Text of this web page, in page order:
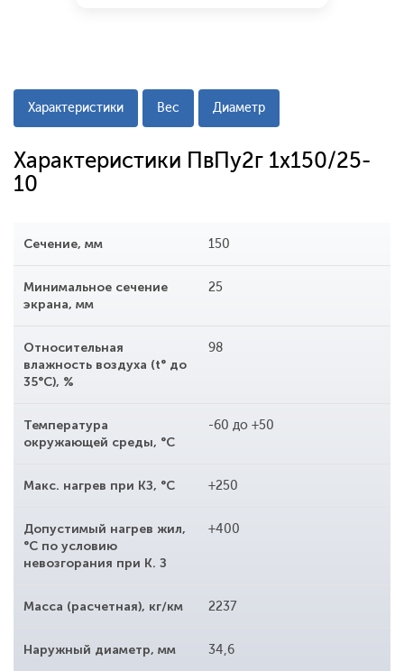
Характеристики Вес Диаметр
Характеристики ПвПу2г 1x150/25-
10
Сечение, мм 150
Минимальное сечение
экрана, мм
25
Относительная
влажность воздуха (t° до
35°С), %
98
Температура
окружающей среды, °С
-60 до +50
Макс. нагрев при КЗ, °С +250
Допустимый нагрев жил,
°С по условию
невозгорания при К. З
+400
Масса (расчетная), кг/км 2237
Наружный диаметр, мм 34,6